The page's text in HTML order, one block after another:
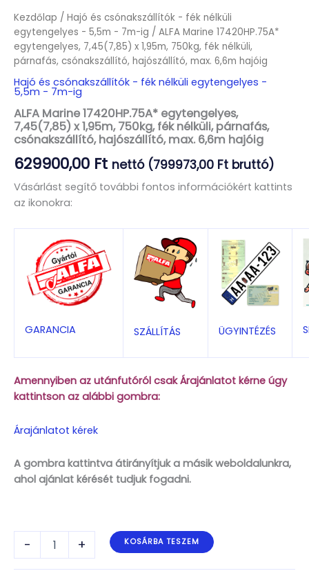
Kezdőlap / Hajó és csónakszállítók - fék nélküli
egytengelyes - 5,5m - 7m-ig / ALFA Marine 17420HP.75A*
egytengelyes, 7,45(7,85) x 1,95m, 750kg, fék nélküli,
párnafás, csónakszállító, hajószállító, max. 6,6m hajóig
Hajó és csónakszállítók - fék nélküli egytengelyes -
5,5m - 7m-ig
ALFA Marine 17420HP.75A* egytengelyes,
7,45(7,85) x 1,95m, 750kg, fék nélküli, párnafás,
csónakszállító, hajószállító, max. 6,6m hajóig
629900,00 Ft nettó (799973,00 Ft bruttó)
Vásárlást segítő további fontos információkért kattints
az ikonokra:
GARANCIA SZÁLLÍTÁS ÜGYINTÉZÉS
Amennyiben az utánfutóról csak Árajánlatot kérne úgy
kattintson az alábbi gombra:
Árajánlatot kérek
A gombra kattintva átirányítjuk a másik weboldalunkra,
ahol ajánlat kérését tudjuk fogadni.
- + KOSÁRBA TESZEM